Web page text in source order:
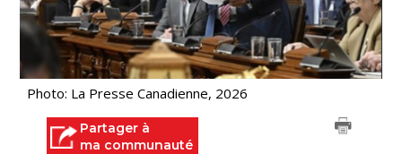
Photo: La Presse Canadienne, 2026
Partager à
ma communauté